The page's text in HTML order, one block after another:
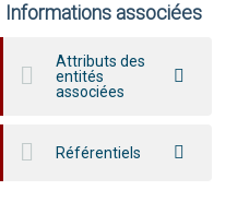
Informations associées
Attributs des
entités
associées
Référentiels